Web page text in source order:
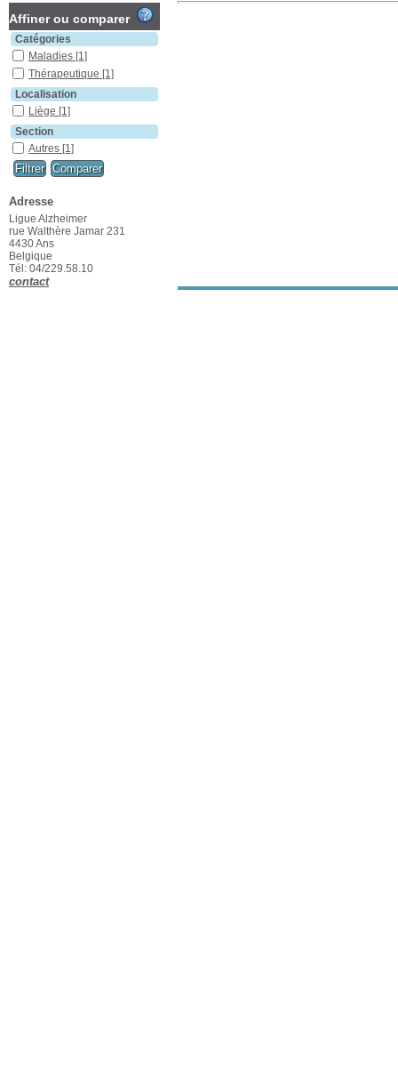
Affiner ou comparer
Catégories
Maladies [1]
Thérapeutique [1]
Localisation
Liège [1]
Section
Autres [1]
Adresse
Ligue Alzheimer
rue Walthère Jamar 231
4430 Ans
Belgique
Tél: 04/229.58.10
contact